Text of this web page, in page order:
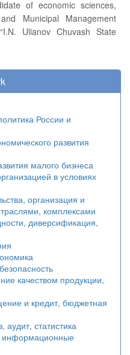
Municipal Management
Ulianov Chuvash State
России и
развития
малого бизнеса
в условиях
организация и
комплексами
диверсификация,
качеством продукции,
и кредит, бюджетная
аудит, статистика
информационные